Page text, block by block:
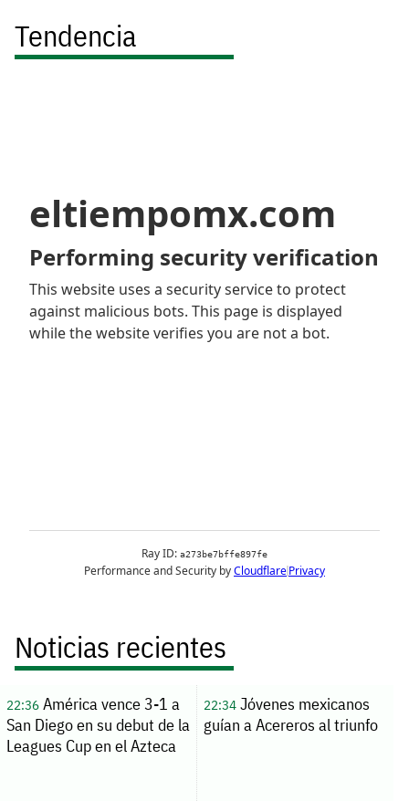
Tendencia
Noticias recientes
22:36América vence 3-1 a
San Diego en su debut de la
Leagues Cup en el Azteca
22:34Jóvenes mexicanos
guían a Acereros al triunfo